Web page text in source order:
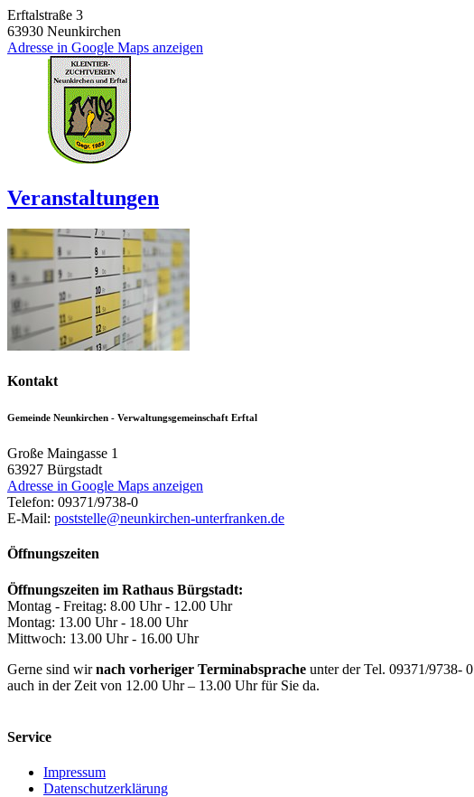
Erftalstraße 3
63930 Neunkirchen
Adresse in Google Maps anzeigen
Veranstaltungen
Kontakt
Gemeinde Neunkirchen - Verwaltungsgemeinschaft Erftal
Große Maingasse 1
63927 Bürgstadt
Adresse in Google Maps anzeigen
Telefon: 09371/9738-0
E-Mail: poststelle@neunkirchen-unterfranken.de
Öffnungszeiten
Öffnungszeiten im Rathaus Bürgstadt:
Montag - Freitag: 8.00 Uhr - 12.00 Uhr
Montag: 13.00 Uhr - 18.00 Uhr
Mittwoch: 13.00 Uhr - 16.00 Uhr
Gerne sind wirnach vorheriger Terminabsprache unter der Tel. 09371/9738- 0
auch in der Zeit von 12.00 Uhr – 13.00 Uhr für Sie da.
Service
Impressum
Datenschutzerklärung